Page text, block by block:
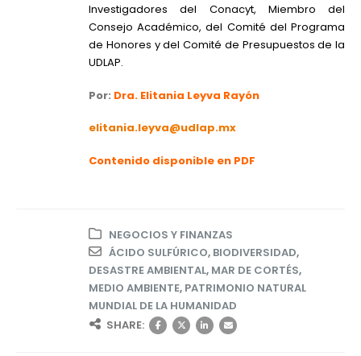
Investigadores del Conacyt, Miembro del
Consejo Académico, del Comité del Programa
de Honores y del Comité de Presupuestos de la
UDLAP.
Por: Dra. Elitania Leyva Rayón
elitania.leyva@udlap.mx
Contenido disponible en PDF
NEGOCIOS Y FINANZAS
ÁCIDO SULFÚRICO, BIODIVERSIDAD,
DESASTRE AMBIENTAL, MAR DE CORTÉS,
MEDIO AMBIENTE, PATRIMONIO NATURAL
MUNDIAL DE LA HUMANIDAD
SHARE: